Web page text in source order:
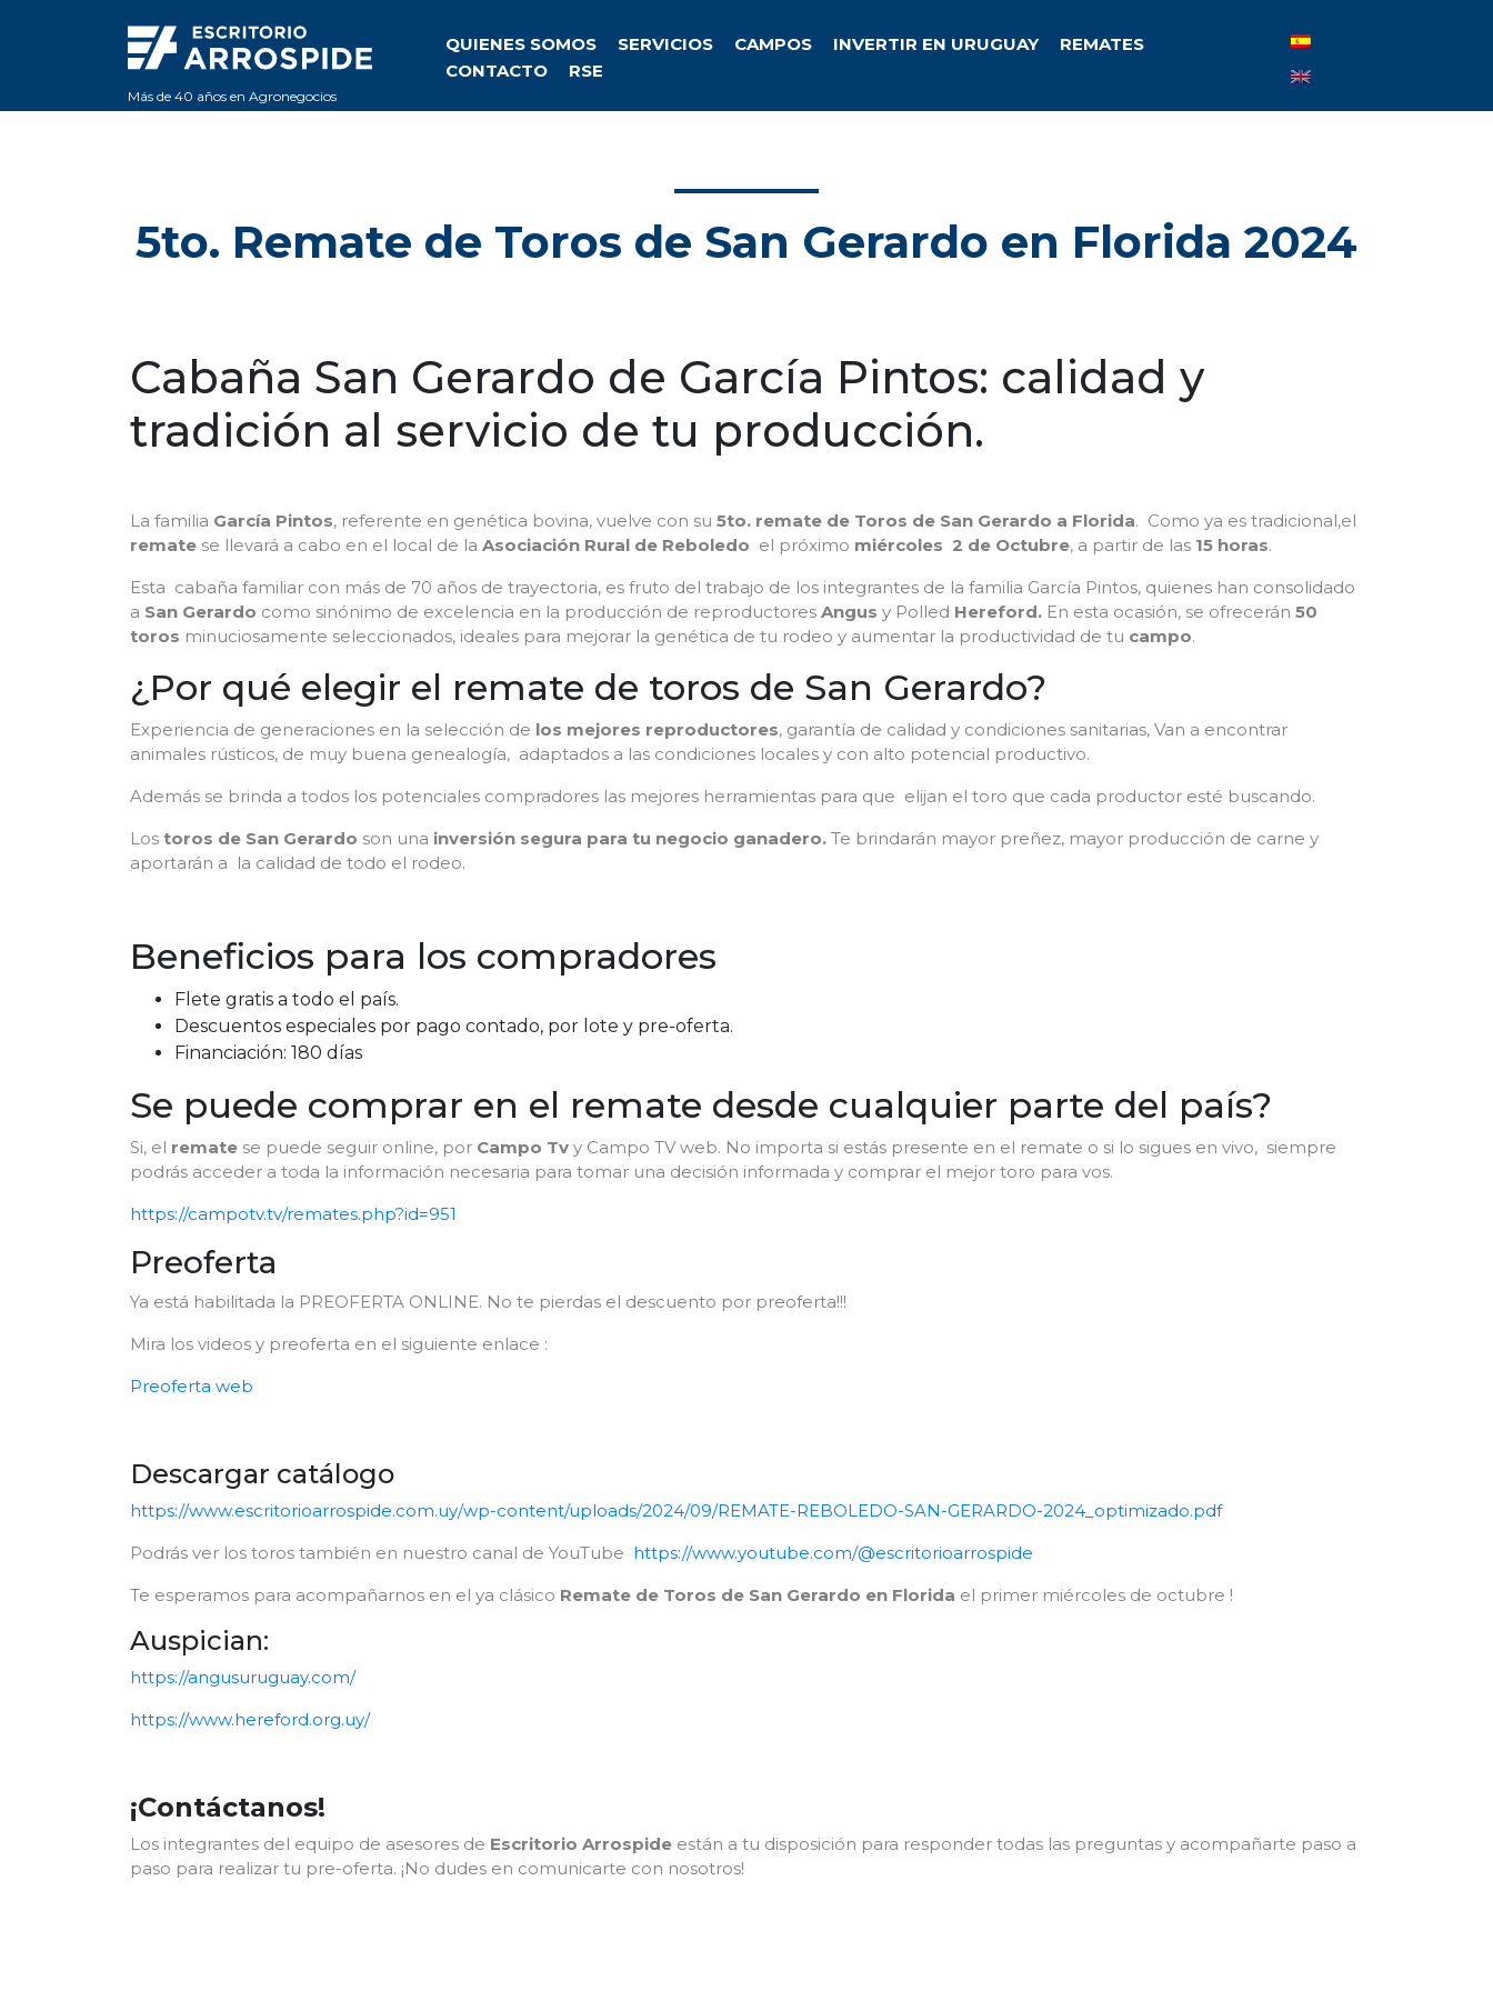
Más de 40 años en Agronegocios
QUIENES SOMOS SERVICIOS CAMPOS INVERTIR EN URUGUAY
REMATES
CONTACTO
RSE
5to. Remate de Toros de San Gerardo en Florida 2024
Cabaña San Gerardo de García Pintos: calidad y
tradición al servicio de tu producción.
La familia García Pintos, referente en genética bovina, vuelve con su 5to. remate de Toros de San Gerardo a Florida. Como ya es tradicional,el
remate se llevará a cabo en el local de la Asociación Rural de Reboledo el próximo miércoles 2 de Octubre, a partir de las 15 horas.
Esta cabaña familiar con más de 70 años de trayectoria, es fruto del trabajo de los integrantes de la familia García Pintos, quienes han consolidado
a San Gerardo como sinónimo de excelencia en la producción de reproductores Angus y Polled Hereford. En esta ocasión, se ofrecerán 50
toros minuciosamente seleccionados, ideales para mejorar la genética de tu rodeo y aumentar la productividad de tu campo.
¿Por qué elegir el remate de toros de San Gerardo?
Experiencia de generaciones en la selección de los mejores reproductores, garantía de calidad y condiciones sanitarias, Van a encontrar
animales rústicos, de muy buena genealogía, adaptados a las condiciones locales y con alto potencial productivo.
Además se brinda a todos los potenciales compradores las mejores herramientas para que elijan el toro que cada productor esté buscando.
Los toros de San Gerardo son una inversión segura para tu negocio ganadero. Te brindarán mayor preñez, mayor producción de carne y
aportarán a la calidad de todo el rodeo.
Beneficios para los compradores
Flete gratis a todo el país.
Descuentos especiales por pago contado, por lote y pre-oferta.
Financiación: 180 días
Se puede comprar en el remate desde cualquier parte del país?
Si, el remate se puede seguir online, por Campo Tv y Campo TV web. No importa si estás presente en el remate o si lo sigues en vivo, siempre
podrás acceder a toda la información necesaria para tomar una decisión informada y comprar el mejor toro para vos.
https://campotv.tv/remates.php?id=951
Preoferta
Ya está habilitada la PREOFERTA ONLINE. No te pierdas el descuento por preoferta!!!
Mira los videos y preoferta en el siguiente enlace :
Preoferta web
Descargar catálogo
https://www.escritorioarrospide.com.uy/wp-content/uploads/2024/09/REMATE-REBOLEDO-SAN-GERARDO-2024_optimizado.pdf
Podrás ver los toros también en nuestro canal de YouTube https://www.youtube.com/@escritorioarrospide
Te esperamos para acompañarnos en el ya clásico Remate de Toros de San Gerardo en Florida el primer miércoles de octubre !
Auspician:
https://angusuruguay.com/
https://www.hereford.org.uy/
¡Contáctanos!
Los integrantes del equipo de asesores de Escritorio Arrospide están a tu disposición para responder todas las preguntas y acompañarte paso a
paso para realizar tu pre-oferta. ¡No dudes en comunicarte con nosotros!